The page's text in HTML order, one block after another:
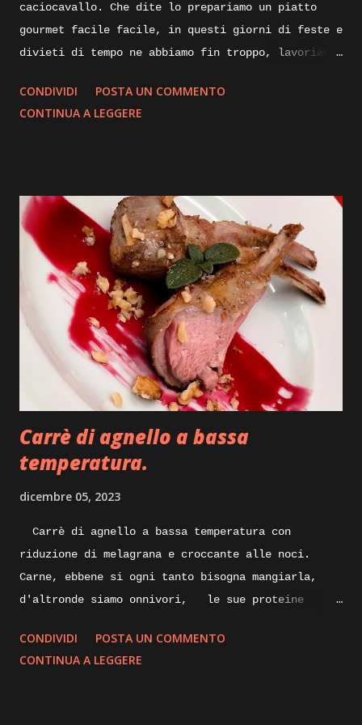
caciocavallo. Che dite lo prepariamo un piatto
gourmet facile facile, in questi giorni di feste e
divieti di tempo ne abbiamo fin troppo, lavoriamo
ne verrà fuori, quindi spostiamoci dalla scrivania
ai fornelli ed iniziamo. Quando pensiamo ad un
impiattarlo, non dilunghiamoci oltre e andiamo
subito ad iniziare. Ingredienti: sfoglia di
pasta fresca, carne di tacchino, provola, olio
pepe, ricotta stagionata, mostarda, caciocavallo
stagionato, prezzemolo, julienne di peperoncino,
pellicola adatta anche per la cottura degli
alimenti. Execution: prepariamo per iniziare
un po’ di bollito con del tacchino, quindi pentola
con acqua carne di tacchino e un pizzico di sale
grosso, portiamo tutto sul forn...
CONDIVIDI
POSTA UN COMMENTO
CONTINUA A LEGGERE
Carrè di agnello a bassa
temperatura.
dicembre 05, 2023
Carrè di agnello a bassa temperatura con
riduzione di melagrana e croccante alle noci.
Carne, ebbene si ogni tanto bisogna mangiarla,
d'altronde siamo onnivori, le sue proteine
alla nostra massa muscolare, lungi da me
sostituire la/ il nutrizionista, ma per quanto
CONDIVIDI
POSTA UN COMMENTO
CONTINUA A LEGGERE